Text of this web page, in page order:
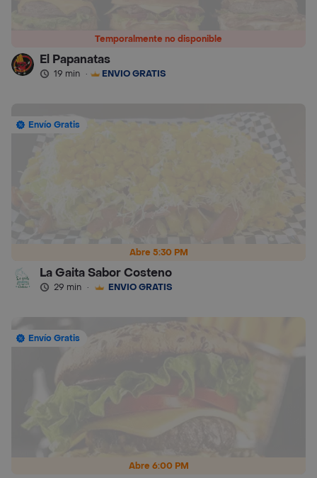
Temporalmente no disponible
El Papanatas
19 min · ENVÍO GRATIS
Abre 5:30 PM
Envío Gratis
La Gaita Sabor Costeno
29 min · ENVÍO GRATIS
Abre 6:00 PM
Envío Gratis